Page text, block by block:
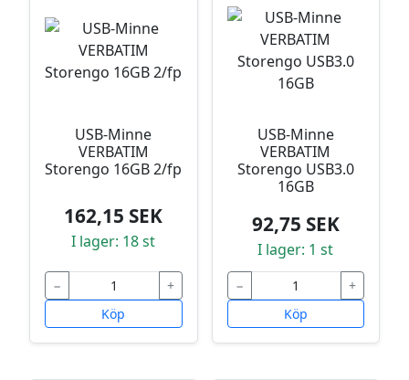
USB-Minne
VERBATIM
Storengo 16GB 2/fp
162,15 SEK
I lager: 18 st
−
+
Köp
USB-Minne
VERBATIM
Storengo USB3.0
16GB
92,75 SEK
I lager: 1 st
−
+
Köp